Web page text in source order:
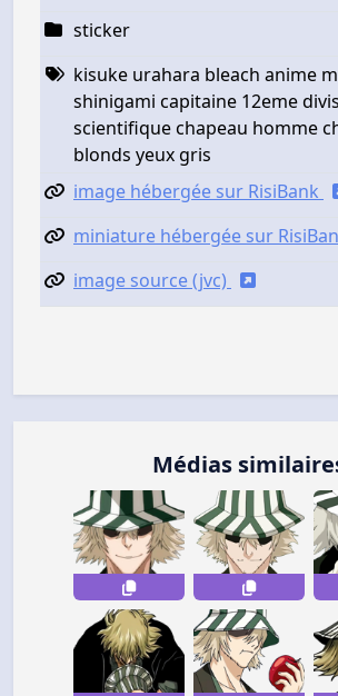
sticker
kisuke urahara bleach anime
shinigami capitaine 12eme
scientifique chapeau homme
blonds yeux gris
image hébergée sur RisiBank
miniature hébergée sur
image source (jvc)
Médias